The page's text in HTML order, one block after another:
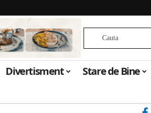
Divertisment Stare de Bine